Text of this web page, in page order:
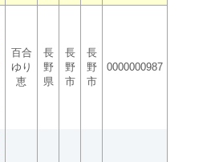
百合
ゆり
恵
長
野
県
長
野
市
長
野
市
0000000987